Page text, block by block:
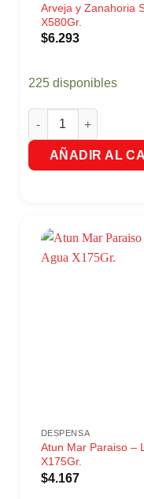
Arveja y Zanahoria
X580Gr.
$6.293
225 disponibles
Arveja y Zanahoria
AÑADIR AL
DESPENSA
Atun Mar Paraiso –
X175Gr.
$4.167